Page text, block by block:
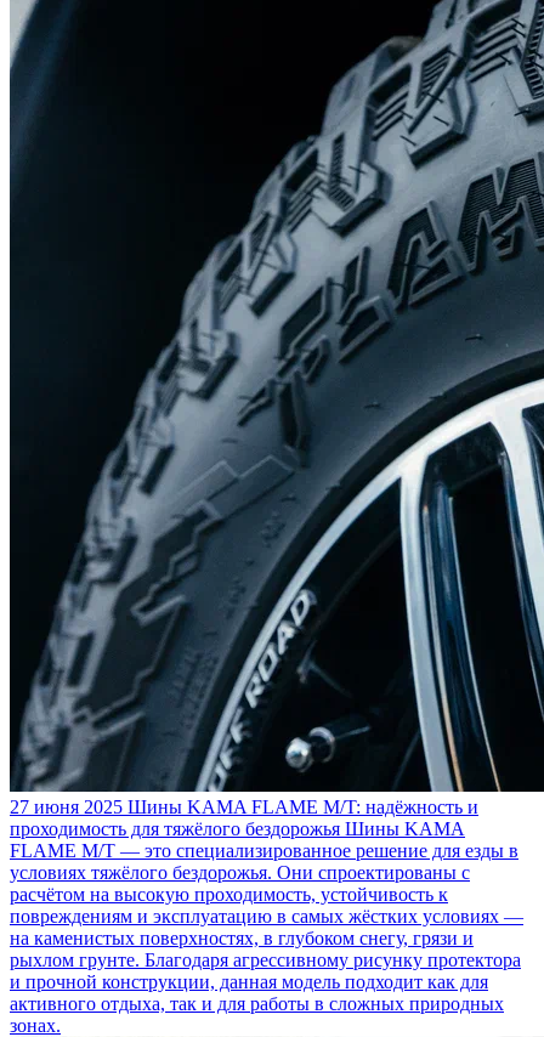
27 июня 2025 Шины KAMA FLAME M/T: надёжность и
проходимость для тяжёлого бездорожья Шины KAMA
FLAME M/T — это специализированное решение для езды в
условиях тяжёлого бездорожья. Они спроектированы с
расчётом на высокую проходимость, устойчивость к
повреждениям и эксплуатацию в самых жёстких условиях —
на каменистых поверхностях, в глубоком снегу, грязи и
рыхлом грунте. Благодаря агрессивному рисунку протектора
и прочной конструкции, данная модель подходит как для
активного отдыха, так и для работы в сложных природных
зонах.